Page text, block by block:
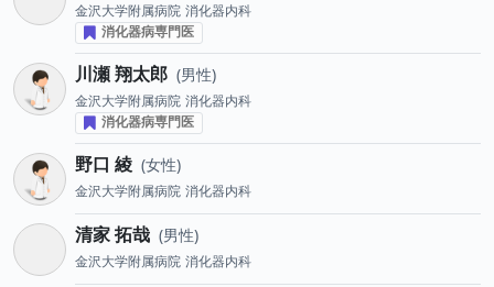
金沢大学附属病院 消化器内科
消化器病専門医
川瀬 翔太郎 男性
金沢大学附属病院 消化器内科
消化器病専門医
野口 綾 女性
金沢大学附属病院 消化器内科
清家 拓哉 男性
金沢大学附属病院 消化器内科